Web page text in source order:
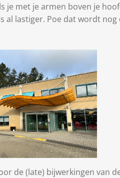
je met je armen boven je
al lastiger. Poe dat wordt nog
de (late) bijwerkingen van